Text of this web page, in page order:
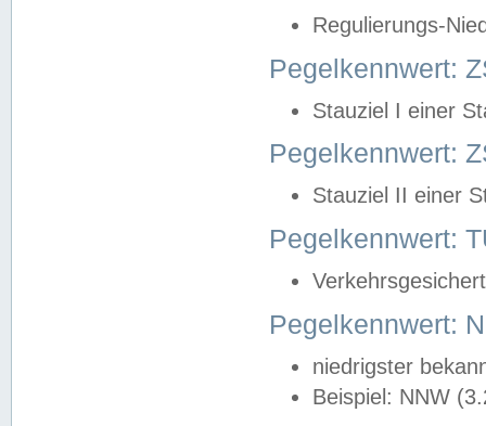
Regulierungs-
Pegelkennwert:
Stauziel I einer
Pegelkennwert:
Stauziel II einer
Pegelkennwert:
Pegelkennwert:
niedrigster
Beispiel: NNW